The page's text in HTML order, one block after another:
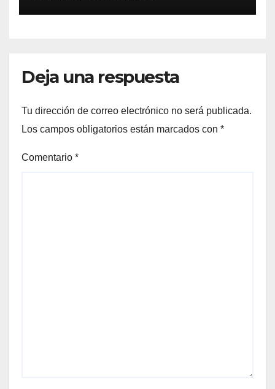
Deja una respuesta
Tu dirección de correo electrónico no será publicada.
Los campos obligatorios están marcados con *
Comentario *